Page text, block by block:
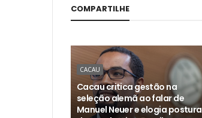
COMPARTILHE
CACAU
Cacau critica gestão na
seleção alemã ao falar de
Manuel Neuer e elogia postura